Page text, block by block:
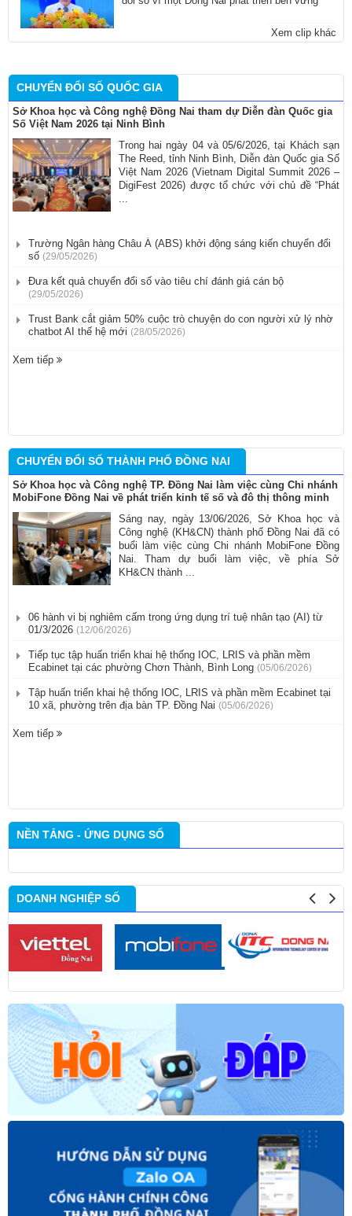
Xem clip khác
CHUYỂN ĐỔI SỐ QUỐC GIA
Sở Khoa học và Công nghệ Đồng Nai tham dự Diễn đàn Quốc gia
Số Việt Nam 2026 tại Ninh Bình
Trong hai ngày 04 và 05/6/2026, tại Khách sạn
The Reed, tỉnh Ninh Bình, Diễn đàn Quốc gia Số
Việt Nam 2026 (Vietnam Digital Summit 2026 –
DigiFest 2026) được tổ chức với chủ đề “Phát
Trường Ngân hàng Châu Á (ABS) khởi động sáng kiến chuyển đổi
số (29/05/2026)
​Đưa kết quả chuyển đổi số vào tiêu chí đánh giá cán bộ
(29/05/2026)
Trust Bank cắt giảm 50% cuộc trò chuyện do con người xử lý nhờ
chatbot AI thế hệ mới (28/05/2026)
Xem tiếp
CHUYỂN ĐỔI SỐ THÀNH PHỐ ĐỒNG NAI
Sở Khoa học và Công nghệ TP. Đồng Nai làm việc cùng Chi nhánh
MobiFone Đồng Nai về phát triển kinh tế số và đô thị thông minh
Sáng nay, ngày 13/06/2026, Sở Khoa học và
Công nghệ (KH&CN) thành phố Đồng Nai đã có
buổi làm việc cùng Chi nhánh MobiFone Đồng
Nai. Tham dự buổi làm việc, về phía Sở
KH&CN thành ...
06 hành vi bị nghiêm cấm trong ứng dụng trí tuệ nhân tạo (AI) từ
01/3/2026 (12/06/2026)
Tiếp tục tập huấn triển khai hệ thống IOC, LRIS và phần mềm
Ecabinet tại các phường Chơn Thành, Bình Long (05/06/2026)
Tập huấn triển khai hệ thống IOC, LRIS và phần mềm Ecabinet tại
10 xã, phường trên địa bàn TP. Đồng Nai (05/06/2026)
Xem tiếp
NỀN TẢNG - ỨNG DỤNG SỐ
DOANH NGHIỆP SỐ